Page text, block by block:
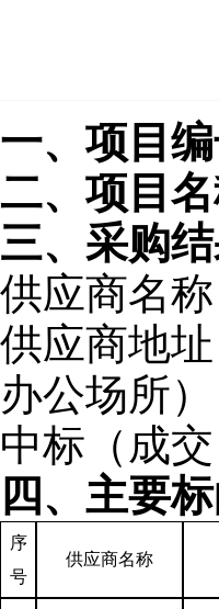
一、项目编
二、项目
三、采购
供应商名称
供应商地
办公场所）
中标（成交
四、主要
序
号
供应商名称